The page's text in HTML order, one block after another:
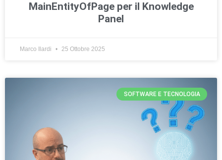
MainEntityOfPage per il Knowledge
Panel
Marco Ilardi 25 Ottobre 2025
SOFTWARE E TECNOLOGIA